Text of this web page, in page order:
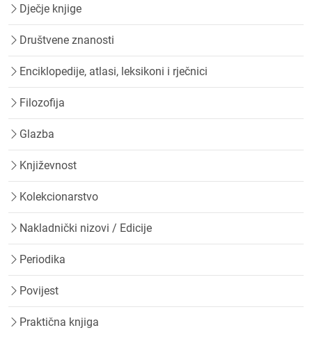
Dječje knjige
Društvene znanosti
Enciklopedije, atlasi, leksikoni i rječnici
Filozofija
Glazba
Književnost
Kolekcionarstvo
Nakladnički nizovi / Edicije
Periodika
Povijest
Praktična knjiga